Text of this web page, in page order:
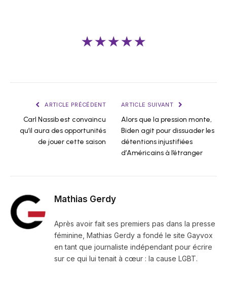
★★★★★
ARTICLE PRÉCÉDENT
Carl Nassib est convaincu
qu’il aura des opportunités
de jouer cette saison
ARTICLE SUIVANT
Alors que la pression monte,
Biden agit pour dissuader les
détentions injustifiées
d’Américains à l’étranger
Mathias Gerdy
Après avoir fait ses premiers pas dans la presse
féminine, Mathias Gerdy a fondé le site Gayvox
en tant que journaliste indépendant pour écrire
sur ce qui lui tenait à cœur : la cause LGBT.